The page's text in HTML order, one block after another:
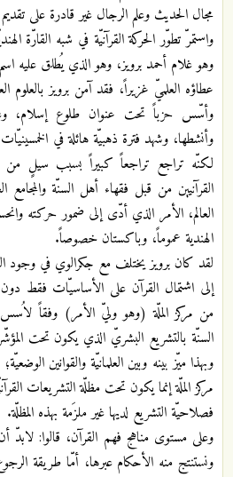
مجال الحديث وعلم الرجال غير قادرة على تقديم
واستمرّ تطوّر الحركة القرآنيّة في شبه القارّة
وهو غلام أحمد برويز، وهو الذي يُطلق عليه
عطاؤه العلميّ غزيراً، فقد آمن برويز بالعلوم
وأسّس حزباً تحت عنوان طلوع إسلام،
وأنشطها، وشهد فترة ذهبيّة هائلة في
لكنّه تراجع تراجعاً كبيراً بسبب سيلٍ من
القرآنيين من قبل فقهاء أهل السنّة
العالم، الأمر الذي أدّى إلى ضمور حركته
الهندية عموماً، وباكستان خصوصاً.
لقد كان برويز يختلف مع جكرالوي في
إلى اشتمال القرآن على الأساسيّات فقط
من مركز الملّة (وهو وليّ الأمر) وفقاً
السنّة بالتشريع البشريّ الذي يكون تحت
وبهذا ميّز بينه وبين العلمانيّة والقوانين
مركز الملّة إنما يكون تحت مظلّة التشريعات
فصلاحيّة التشريع لديها غير ملزَمة بهذه المظلّة.
وعلى مستوى مناهج فهم القرآن، قالوا: لابدّ
ونستنتج منه الأحكام عبرها، أمّا طريقة